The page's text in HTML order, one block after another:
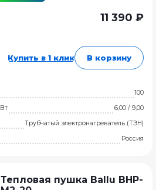
11 390 ₽
Купить в 1 клик В корзину
100
6,00 / 9,00
Трубчатый электронагреватель (ТЭН)
Россия
Тепловая пушка Ballu BHP-